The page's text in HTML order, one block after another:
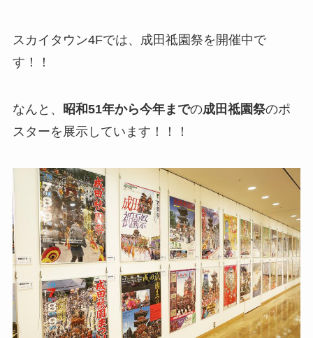
スカイタウン4Fでは、成田祗園祭を開催中で
す！！
なんと、 昭和51年から今年までの成田祗園祭のポ
スターを展示しています！！！